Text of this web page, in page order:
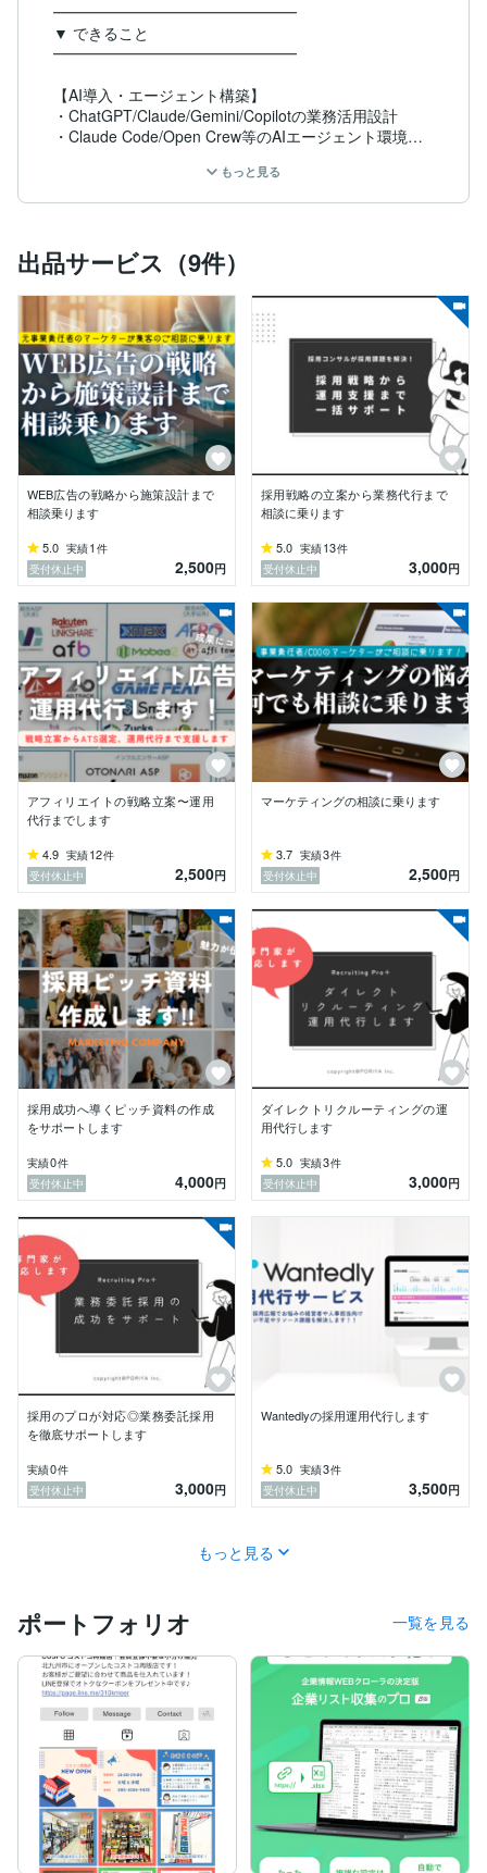
━━━━━━━━━━━━━━━━
▼ できること
━━━━━━━━━━━━━━━━
【AI導入・エージェント構築】
・ChatGPT/Claude/Gemini/Copilotの業務活用設計
・Claude Code/Open Crew等のAIエージェント環境構
・Copilot/Geminiでのカスタムエージェント構築
・社内ナレッジBot・カスタムGPTsの設計
【業務自動化・仕組み化】
・Google Workspace Studio(Flows)の自動化テンプレ
ート構築
・n8n/Makeを使ったワークフロー自動化
・GAS(Google Apps Script)による業務効率化
【マーケティング戦略・実行】
・戦略立案〜広告運用〜改善まで一貫支援
・Meta/Google広告の運用最適化
・WEBサイト・LP制作ディレクション
・SNS運用改善・営業導線設計
【事業開発・EC】
・D2C商品企画・EC運営
・ピッチ資料・事業計画書の作成支援
【採用支援】
・採用戦略設計・ダイレクトリクルーティング運用
・Wantedly運用代行・面談代行
━━━━━━━━━━━━━━━━
▼ 実績・経歴
━━━━━━━━━━━━━━━━
・大手〜ベンチャーまで数十社の支援実績
・化粧品業界でマーケティングプランナー
・不動産テック企業で新規事業責任者(NY証券上場)
・採用支援ベンチャーCOO(後に上場企業へ売却)
━━━━━━━━━━━━━━━━
━━━━━━━━━━━━━━━━
Google Workspace Studioを使った業務自動化テンプレ
ートを出品しています。
コーディング不要・設定10分で導入可能。カスタマイ
ズも対応します。
▼ 得意なツール
ChatGPT/Claude/Gemini/Copilot/Google Workspace St
もっと見る
出品サービス（9件）
WEB広告の戦略から施策設計まで
相談乗ります
5.0 実績1 件
受付休止中
2,500円
採用戦略の立案から業務代行まで
相談に乗ります
5.0 実績13件
受付休止中
3,000円
アフィリエイトの戦略立案〜運用
代行までします
4.9 実績12件
受付休止中
2,500円
マーケティングの相談に乗ります
3.7 実績3件
受付休止中
2,500円
採用成功へ導くピッチ資料の作成
をサポートします
実績0件
受付休止中
4,000円
ダイレクトリクルーティングの運
用代行します
5.0 実績3件
受付休止中
3,000円
採用のプロが対応◎業務委託採用
を徹底サポートします
実績0件
受付休止中
3,000円
Wantedlyの採用運用代行します
5.0 実績3件
受付休止中
3,500円
もっと見る
ポートフォリオ 一覧を見る